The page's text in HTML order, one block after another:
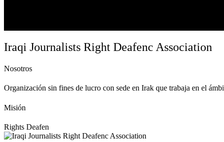
Iraqi Journalists Right Deafenc Association
Nosotros
Organización sin fines de lucro con sede en Irak que trabaja en el
Misión
Rights Deafen